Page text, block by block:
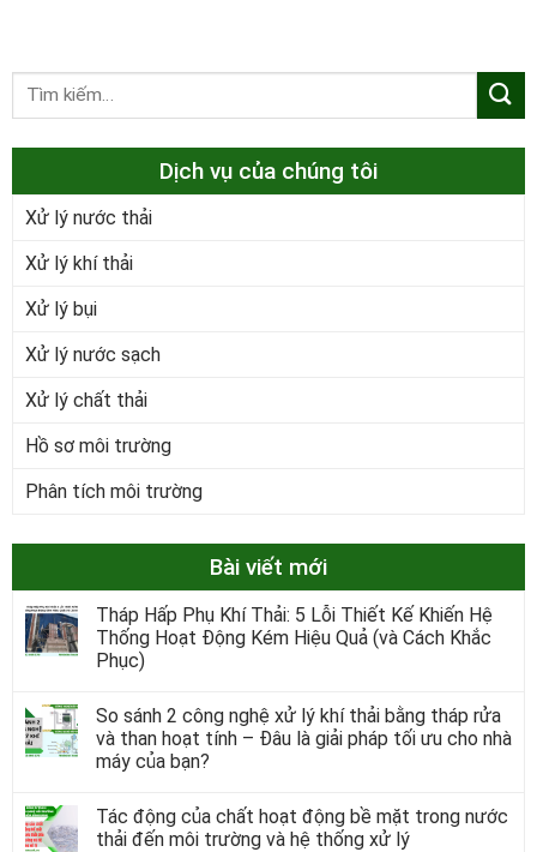
Dịch vụ của chúng tôi
Xử lý nước thải
Xử lý khí thải
Xử lý bụi
Xử lý nước sạch
Xử lý chất thải
Hồ sơ môi trường
Phân tích môi trường
Bài viết mới
Tháp Hấp Phụ Khí Thải: 5 Lỗi Thiết Kế Khiến Hệ
Thống Hoạt Động Kém Hiệu Quả (và Cách Khắc
Phục)
So sánh 2 công nghệ xử lý khí thải bằng tháp rửa
và than hoạt tính – Đâu là giải pháp tối ưu cho nhà
máy của bạn?
Tác động của chất hoạt động bề mặt trong nước
thải đến môi trường và hệ thống xử lý